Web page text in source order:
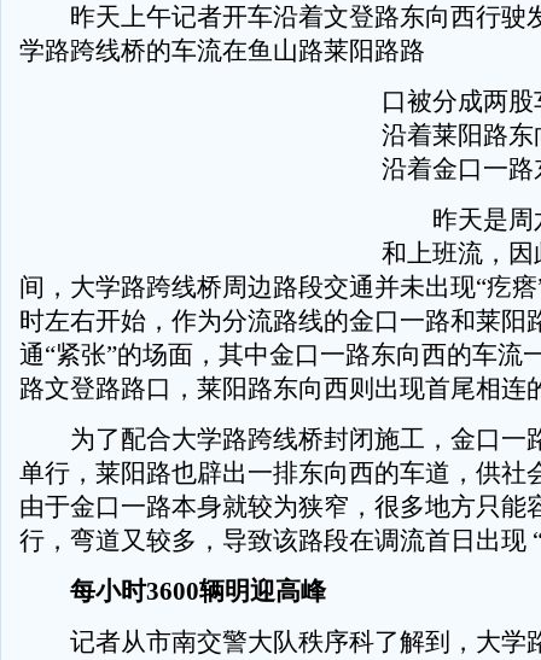
昨天上午记者开车沿着文登路东向西行驶
学路跨线桥的车流在鱼山路莱阳路路
口被分成两
沿着莱阳路
沿着金口一
昨天是周
和上班流，
间，大学路跨线桥周边路段交通并未出现“疙
时左右开始，作为分流路线的金口一路和莱阳
通“紧张”的场面，其中金口一路东向西的车流
路文登路路口，莱阳路东向西则出现首尾相连
为了配合大学路跨线桥封闭施工，金口一
单行，莱阳路也辟出一排东向西的车道，供社
由于金口一路本身就较为狭窄，很多地方只能
行，弯道又较多，导致该路段在调流首日出现
每小时3600辆明迎高峰
记者从市南交警大队秩序科了解到，大学